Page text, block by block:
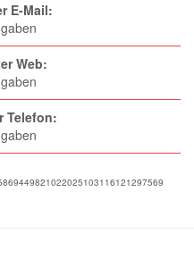
E-Mail:
Web:
Telefon: